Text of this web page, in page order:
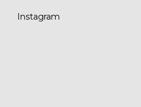
Instagram